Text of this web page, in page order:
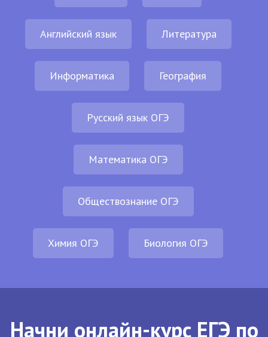
Английский язык Литература
Информатика География
Русский язык ОГЭ
Математика ОГЭ
Обществознание ОГЭ
Химия ОГЭ Биология ОГЭ
Начни онлайн-курс ЕГЭ по